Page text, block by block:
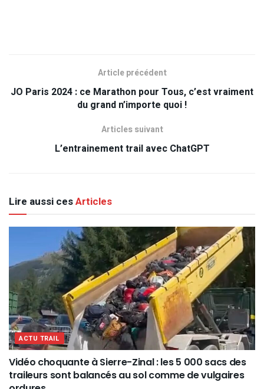
Article précédent
JO Paris 2024 : ce Marathon pour Tous, c’est vraiment
du grand n’importe quoi !
Articles suivant
L’entrainement trail avec ChatGPT
Lire aussi cesArticles
ACTU TRAIL
Vidéo choquante à Sierre-Zinal : les 5 000 sacs des
traileurs sont balancés au sol comme de vulgaires